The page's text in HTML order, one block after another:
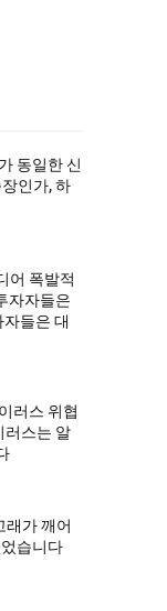
동일한 신
인가, 하
어 폭발적
자자들은
들은 대
러스 위협
러스는 알
래가 깨어
습니다